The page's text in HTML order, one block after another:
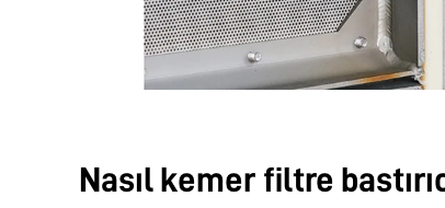
Nasıl kemer filtre